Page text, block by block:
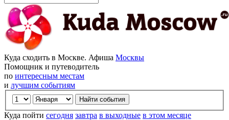
Куда сходить в Москве. Афиша Москвы
Помощник и путеводитель
по интересным местам
и лучшим событиям
Куда пойти сегодня завтра в выходные в этом месяце